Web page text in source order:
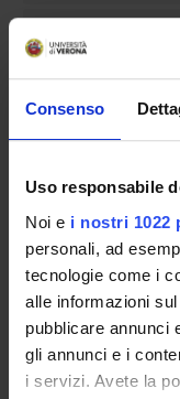
Consenso
Uso responsabile
Noi e i nostri 1022
personali, ad
tecnologie come i
alle informazioni
pubblicare annunci
gli annunci e i
i servizi. Avete la
GOVERNANCE
COMMISSIONI
UFFICI E